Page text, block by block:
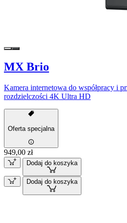
MX Brio
Kamera internetowa do współpracy i
rozdzielczości 4K Ultra HD
Oferta specjalna
949,00 zł
Dodaj do koszyka
Dodaj do koszyka